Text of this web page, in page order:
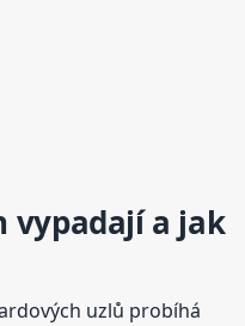
vypadají a jak
uzlů probíhá